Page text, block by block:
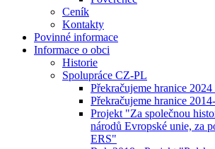
Ceník
Kontakty
Povinné informace
Informace o obci
Historie
Spolupráce CZ-PL
Překračujeme hranice
Překračujeme hranice
Projekt "Za společnou
národů Evropské unie, za
ERS"